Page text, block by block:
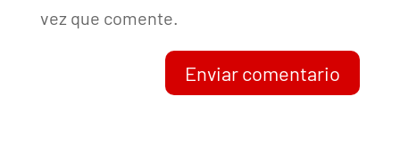
vez que comente.
Enviar comentario